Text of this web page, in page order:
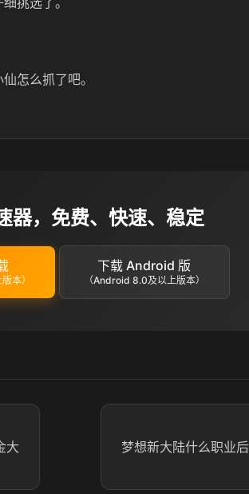
怎么抓了吧。
器，免费、快速、稳定
本）
下载 Android 版
（Android 8.0及以上版本）
大
梦想新大陆什么职业